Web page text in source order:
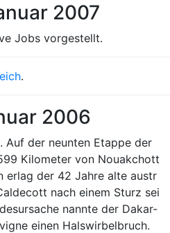
2007
Jobs vorgestellt.
.
2006
Auf der neunten Etappe der
Kilometer von Nouakchott
erlag der 42 Jahre alte austr
nach einem Sturz sei
nannte der Dakar-
einen Halswirbelbruch.